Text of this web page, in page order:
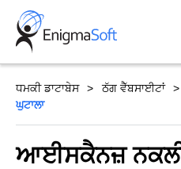
Skip
content
ਧਮਕੀ ਡਾਟਾਬੇਸ ਠੱਗ ਵੈੱਬਸਾਈਟਾਂ
ਘੁਟਾਲਾ
ਆਈਸਕੈਨਜ਼